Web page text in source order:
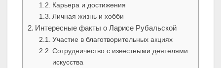
Карьера и достижения
Личная жизнь и хобби
Интересные факты о Ларисе Рубальской
Участие в благотворительных акциях
Сотрудничество с известными деятелями
искусства